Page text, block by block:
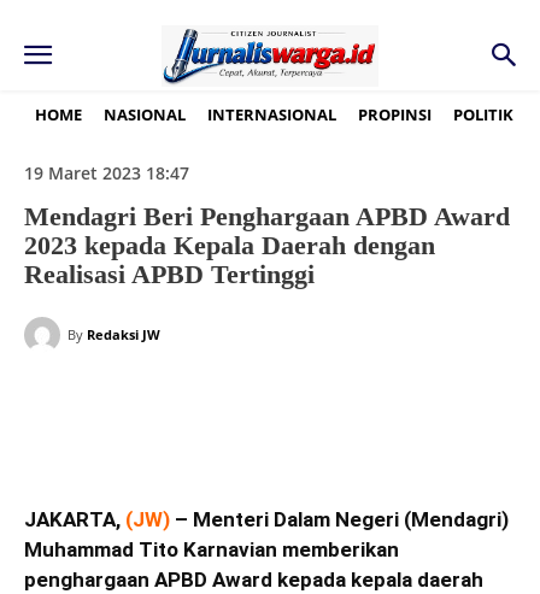
HOME NASIONAL INTERNASIONAL PROPINSI POLITIK
19 Maret 2023 18:47
Mendagri Beri Penghargaan APBD Award
2023 kepada Kepala Daerah dengan
Realisasi APBD Tertinggi
By Redaksi JW
JAKARTA, (JW) – Menteri Dalam Negeri (Mendagri)
Muhammad Tito Karnavian memberikan
penghargaan APBD Award kepada kepala daerah